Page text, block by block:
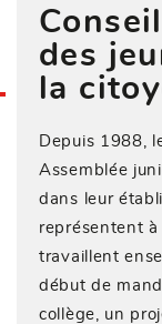
des
la
Depuis 1988,
Assemblée
dans leur
représentent
travaillent
début de
collège, un